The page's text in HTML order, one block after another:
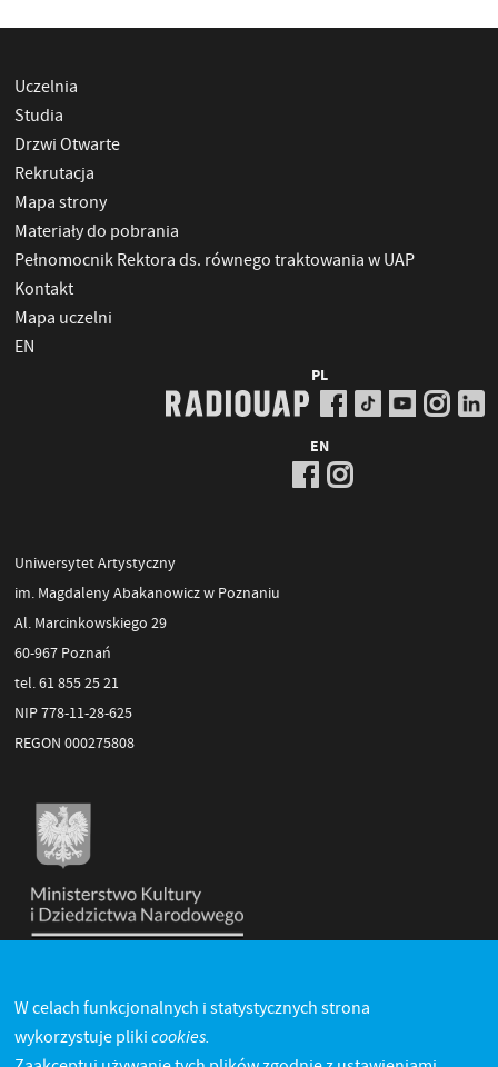
Uczelnia
Studia
Drzwi Otwarte
Rekrutacja
Mapa strony
Materiały do pobrania
Pełnomocnik Rektora ds. równego traktowania w UAP
Kontakt
Mapa uczelni
EN
PL
EN
Uniwersytet Artystyczny
im. Magdaleny Abakanowicz w Poznaniu
Al. Marcinkowskiego 29
60-967 Poznań
tel. 61 855 25 21
NIP 778-11-28-625
REGON 000275808
W celach funkcjonalnych i statystycznych strona
wykorzystuje pliki cookies.